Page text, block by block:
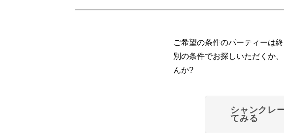
ご希望の条件のパーティーは
別の条件でお探しいただくか
んか?
シャンクレ
てみる